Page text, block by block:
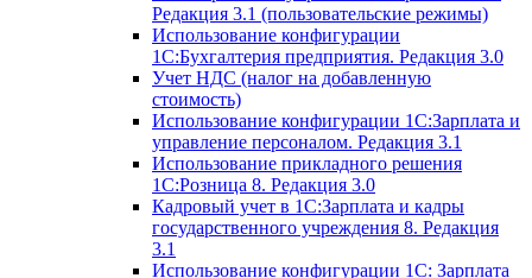
Редакция 3.1 (пользовательские режимы)
Использование конфигурации
1С:Бухгалтерия предприятия. Редакция 3.0
Учет НДС (налог на добавленную
стоимость)
Использование конфигурации 1С:Зарплата и
управление персоналом. Редакция 3.1
Использование прикладного решения
1С:Розница 8. Редакция 3.0
Кадровый учет в 1С:Зарплата и кадры
государственного учреждения 8. Редакция
3.1
Использование конфигурации ‎1С: Зарплата